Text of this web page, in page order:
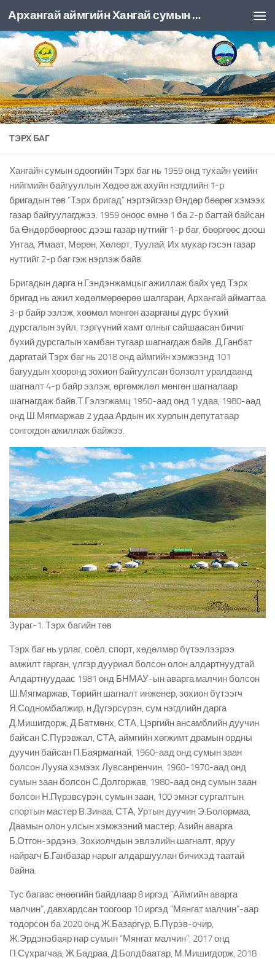
Skip to content Архангай аймгийн Хангай сумын ЗДТГ
ТЭРХ БАГ
Хангайн сумын одоогийн Тэрх баг нь 1959 онд тухайн үеийн
нийгмийн байгууллын Хөдөө аж ахуйн нэгдлийн 1-р
бригадын төв “Тэрх бригад” нэртэйгээр Өндөр бөөрөг хэмээх
газар байгуулагджээ. 1959 оноос өмнө 1 ба 2-р багтай байсан
ба Өндөрбөөргөөс дээш газар нутгийг 1-р баг, бөөргөөс доош
Унтаа, Ямаат, Мөрөн, Хөлөрт, Туулай, Их мухар гэсэн газар
нутгийг 2-р баг гэж нэрлэж байв.
Бригадын дарга н.Гэндэнжамцыг ажиллаж байх үед Тэрх
бригад нь ажил хөдөлмөрөөрөө шалгаран, Архангай аймагтаа
3-р байр эзлэж, хөөмөл мөнгөн азарганы дүрс бүхий
дурсгалын зүйл, тэргүүний хамт олныг сайшаасан бичиг
бүхий дурсгалын хамбан тугаар шагнагдаж байв. Д.Ганбат
даргатай Тэрх баг нь 2018 онд аймгийн хэмжээнд 101
багуудын хооронд зохион байгуулсан болзолт уралдаанд
шагналт 4-р байр эзлэж, өргөмжлөл мөнгөн шагналаар
шагнагдаж байв.Т.Гэлэгжамц 1950-аад онд 1 удаа, 1980-аад
онд Ш.Мягмаржав 2 удаа Ардын их хурлын депутатаар
сонгогдон ажиллаж байжээ.
Зураг-1. Тэрх багийн төв
Тэрх баг нь урлаг, соёл, спорт, хөдөлмөр бүтээлээрээ
амжилт гарган, үлгэр дууриал болсон олон алдартнуудтай.
Алдартнуудаас 1981 онд БНМАУ-ын аварга малчин болсон
Ш.Мягмаржав, Төрийн шагналт инженер, зохион бүтээгч
Я.Содномбалжир, н.Дүгэрсүрэн, сум нэгдлийн дарга
Д.Мишигдорж, Д.Батмөнх, СТА, Цэргийн ансамблийн дуучин
байсан С.Пүрэвжал, СТА, аймгийн хөгжимт драмын ордны
дуучин байсан П.Баярмагнай, 1960-аад онд сумын заан
болсон Лууяа хэмээх Лувсанренчин, 1960-1970-аад онд
сумын заан болсон С.Долгоржав, 1980-аад онд сумын заан
болсон Н.Пүрэвсүрэн, сумын заан, 100 эмнэг сургалтын
спортын мастер В.Зинаа, СТА, Уртын дуучин Э.Болормаа,
Даамын олон улсын хэмжээний мастер, Азийн аварга
Б.Отгон-эрдэнэ, Зохиолчдын эвлэлийн шагналт, яруу
найрагч Б.Ганбазар нарыг алдаршуулан бичихэд таатай
байна.
Тус багаас өнөөгийн байдлаар 8 иргэд “Аймгийн аварга
малчин”, давхардсан тоогоор 10 иргэд “Мянгат малчин”-аар
тодорсон ба 2020 онд Ж.Базаргүр, Б.Пүрэв-очир,
Ж.Эрдэнэбаяр нар сумын “Мянгат малчин”, 2017 онд
П.Сүхрагчаа, Ж.Бадраа, Д.Болдбаатар, М.Мишигдорж, 2018